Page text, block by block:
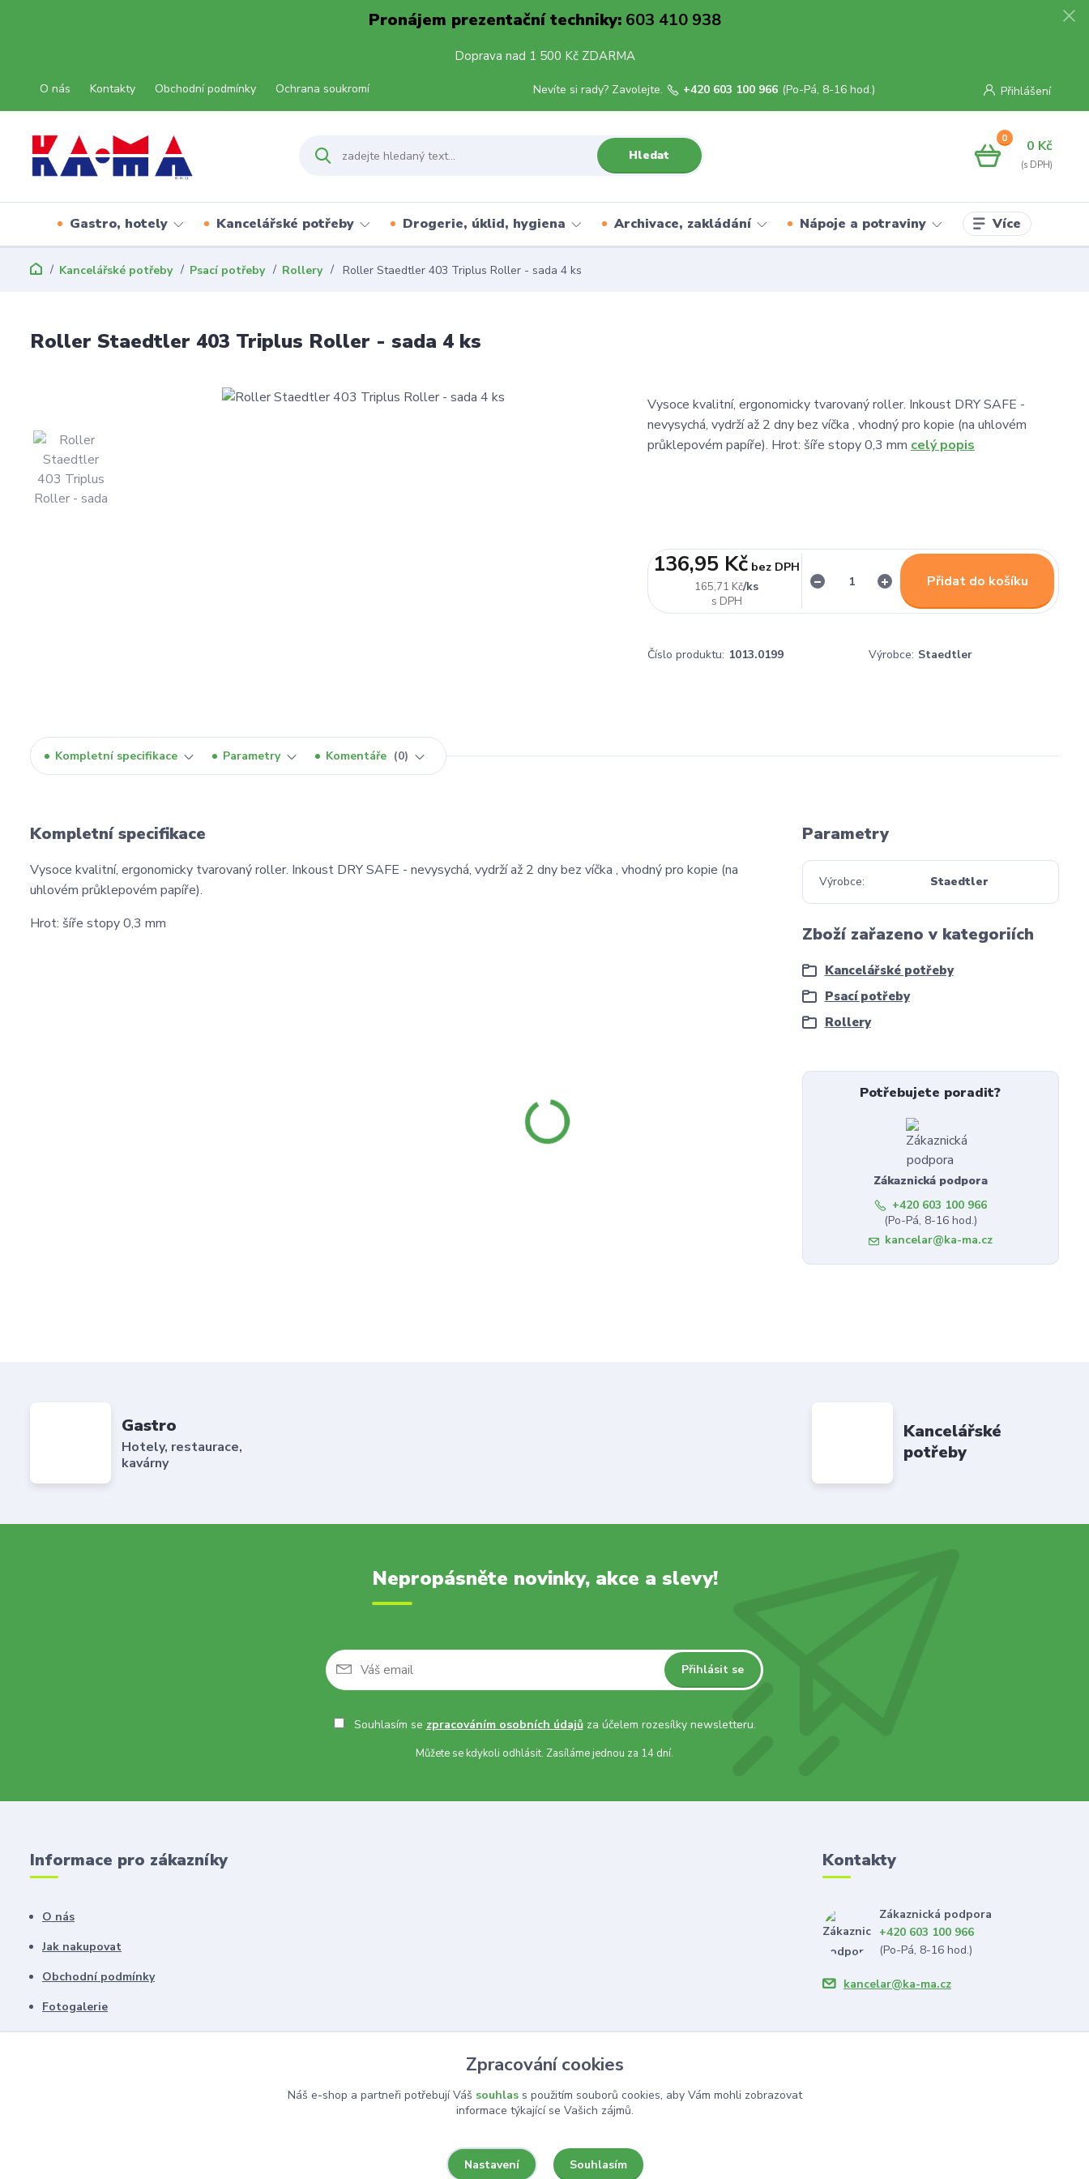
Pronájem prezentační techniky:603 410 938
Doprava nad 1 500 Kč ZDARMA
O nás Kontakty Obchodní podmínky Ochrana soukromí Přihlášení
Hledat
Nevíte si rady? Zavolejte. +420 603 100 966 (Po-Pá, 8-16 hod.)
0 0 Kč
Gastro, hotely Kancelářské potřeby Drogerie, úklid, hygiena Archivace, zakládání Nápoje a potraviny Více
Kancelářské potřeby Psací potřeby Rollery Roller Staedtler 403 Triplus Roller - sada 4 ks
Roller Staedtler 403 Triplus Roller - sada 4 ks
Vysoce kvalitní, ergonomicky tvarovaný roller. Inkoust DRY SAFE -
nevysychá, vydrží až 2 dny bez víčka , vhodný pro kopie (na uhlovém
průklepovém papíře). Hrot: šíře stopy 0,3 mm celý popis
165,71 Kč/ks
136,95 Kč bez DPH
Přidat do košíku
Číslo produktu: 1013.0199 Výrobce: Staedtler
Kompletní specifikace Parametry Komentáře 0
Kompletní specifikace
Vysoce kvalitní, ergonomicky tvarovaný roller. Inkoust DRY SAFE - nevysychá, vydrží až 2 dny bez víčka , vhodný pro kopie (na
uhlovém průklepovém papíře).
Hrot: šíře stopy 0,3 mm
Parametry
Výrobce Staedtler
Zboží zařazeno v kategoriích
Kancelářské potřeby
Psací potřeby
Rollery
Potřebujete poradit?
Zákaznická podpora
+420 603 100 966
(Po-Pá, 8-16 hod.)
kancelar@ka-ma.cz
Gastro
Hotely, restaurace,
kavárny
Kancelářské
potřeby
Nepropásněte novinky, akce a slevy!
Přihlásit se
Souhlasím se zpracováním osobních údajůza účelem rozesílky newsletteru.
Můžete se kdykoli odhlásit. Zasíláme jednou za 14 dní.
Informace pro zákazníky
O nás
Jak nakupovat
Obchodní podmínky
Fotogalerie
Kontakty
Kontakty
Zákaznická podpora
+420 603 100 966
(Po-Pá, 8-16 hod.)
kancelar@ka-ma.cz
Zpracování cookies
Náš e-shop a partneři potřebují Váš souhlass použitím souborů cookies, aby Vám mohli zobrazovat
informace týkající se Vašich zájmů.
Nastavení Souhlasím